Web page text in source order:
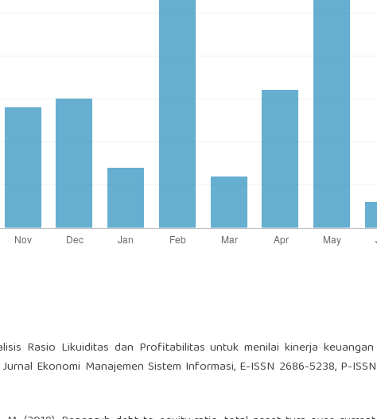
Rasio Likuiditas dan Profitabilitas untuk menilai kinerja
Ekonomi Manajemen Sistem Informasi, E-ISSN 2686-5238, P-